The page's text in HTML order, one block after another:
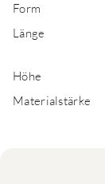
Form
Länge
Höhe
Materialstärke